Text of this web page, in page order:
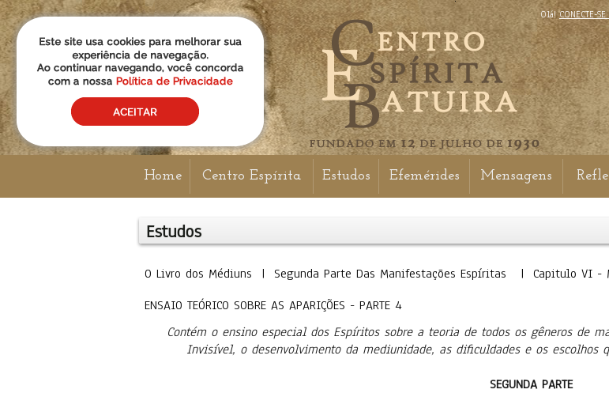
Olá!CONECTE-
Home Centro Espírita Estudos Efemérides Mensagens
Estudos
O Livro dos Médiuns | Segunda Parte Das Manifestações Espíritas | Capitulo VI
ENSAIO TEÓRICO SOBRE AS APARIÇÕES - PARTE 4
Contém o ensino especial dos Espíritos sobre a teoria de todos os gêneros de
Invisível, o desenvolvimento da mediunidade, as dificuldades e os escolhos
SEGUNDA PARTE